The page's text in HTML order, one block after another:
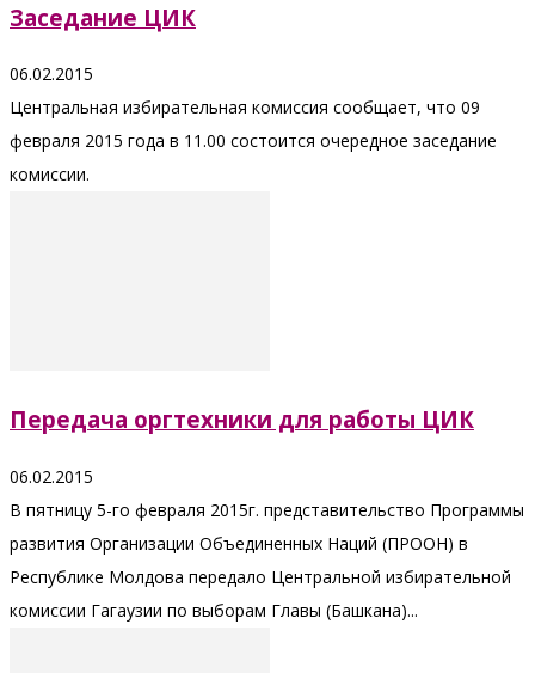
Заседание ЦИК
06.02.2015
Центральная избирательная комиссия сообщает, что 09
февраля 2015 года в 11.00 состоится очередное заседание
комиссии.
Передача оргтехники для работы ЦИК
06.02.2015
В пятницу 5-го февраля 2015г. представительство Программы
развития Организации Объединенных Наций (ПРООН) в
Республике Молдова передало Центральной избирательной
комиссии Гагаузии по выборам Главы (Башкана)...